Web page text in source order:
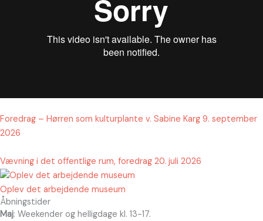
Foredrag – Hørren som kulturplante v. Sabine Karg 9. september
2026
Vævning i det offentlige rum, foredrag 20. juli 2026
Oplev det arbejdende museum
Åbningstider
Maj: Weekender og helligdage kl. 13-17.